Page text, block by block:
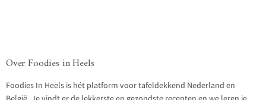
Over Foodies in Heels
Foodies In Heels is hét platform voor tafeldekkend Nederland en